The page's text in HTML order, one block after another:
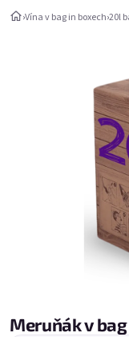
Skip to content
Vína
›Vína v bag in boxech›20l
Meruňák v